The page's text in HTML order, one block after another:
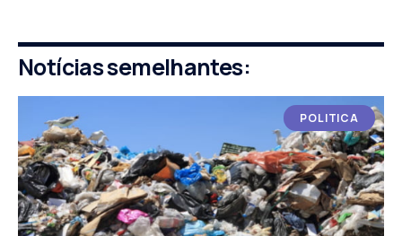
Notícias semelhantes:
POLITICA